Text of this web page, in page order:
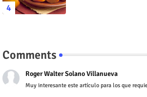
Comments
Roger Walter Solano Villanueva
Muy interesante este artículo para los que